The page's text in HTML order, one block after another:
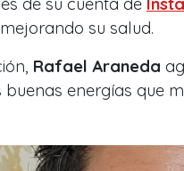
su salud.
Rafael Araneda
energías que